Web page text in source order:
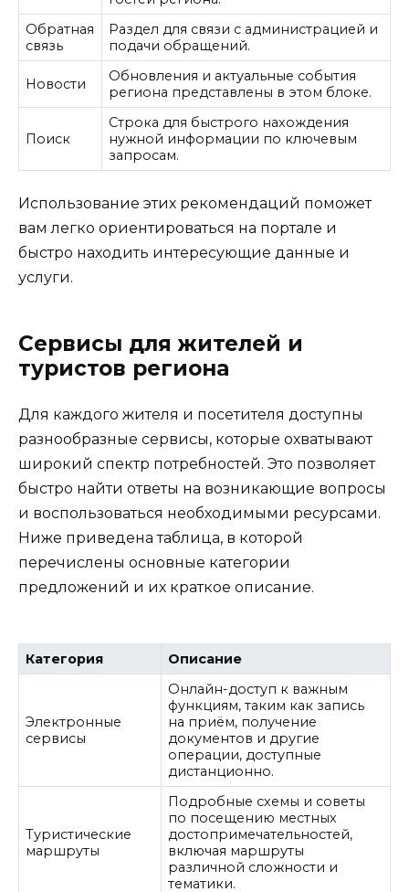
Обратная
связь
Раздел для связи с администрацией и
подачи обращений.
Новости
Обновления и актуальные события
региона представлены в этом блоке.
Поиск
Строка для быстрого нахождения
нужной информации по ключевым
запросам.
Использование этих рекомендаций поможет
вам легко ориентироваться на портале и
быстро находить интересующие данные и
услуги.
Сервисы для жителей и
туристов региона
Для каждого жителя и посетителя доступны
разнообразные сервисы, которые охватывают
широкий спектр потребностей. Это позволяет
быстро найти ответы на возникающие вопросы
и воспользоваться необходимыми ресурсами.
Ниже приведена таблица, в которой
перечислены основные категории
предложений и их краткое описание.
Категория Описание
Электронные
сервисы
Онлайн-доступ к важным
функциям, таким как запись
на приём, получение
документов и другие
операции, доступные
дистанционно.
Туристические
маршруты
Подробные схемы и советы
по посещению местных
достопримечательностей,
включая маршруты
различной сложности и
тематики.